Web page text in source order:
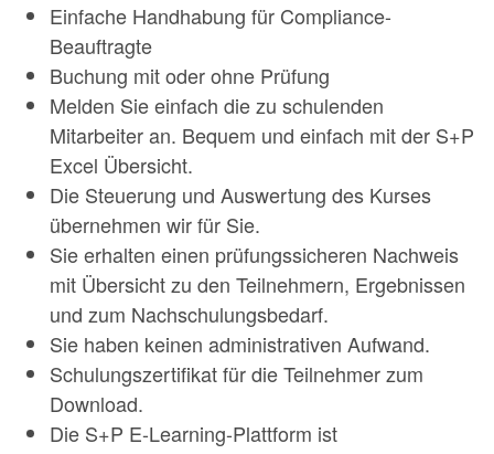
Einfache Handhabung für Compliance-
Beauftragte
Buchung mit oder ohne Prüfung
Melden Sie einfach die zu schulenden
Mitarbeiter an. Bequem und einfach mit der S+P
Excel Übersicht.
Die Steuerung und Auswertung des Kurses
übernehmen wir für Sie.
Sie erhalten einen prüfungssicheren Nachweis
mit Übersicht zu den Teilnehmern, Ergebnissen
und zum Nachschulungsbedarf.
Sie haben keinen administrativen Aufwand.
Schulungszertifikat für die Teilnehmer zum
Download.
Die S+P E-Learning-Plattform ist